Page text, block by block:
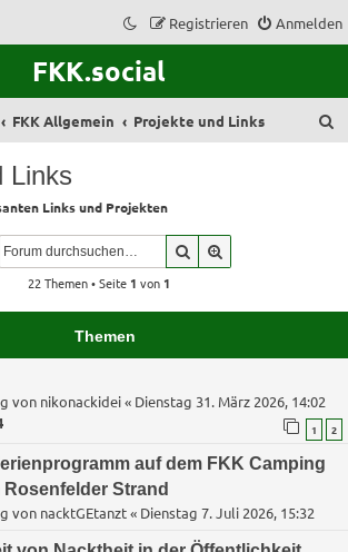
Anmelden
Registrieren
FKK.social
FKK Allgemein Projekte und Links
Links
Links und Projekten
Suche
22 Themen • Seite 1 von 1
Themen
von nikonackidei« Dienstag 31. März 2026, 14:02
1 2
auf dem FKK Camping
Rosenfelder Strand
von nacktGEtanzt« Dienstag 7. Juli 2026, 15:32